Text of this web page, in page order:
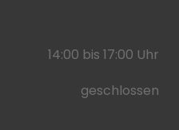
14:00 bis 17:00 Uhr
geschlossen